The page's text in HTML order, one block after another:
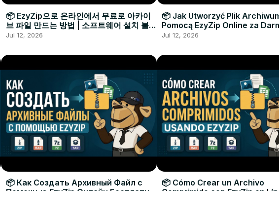
📦 EzyZip으로 온라인에서 무료로 아카이
브 파일 만드는 방법 | 소프트웨어 설치 불필
요
Jul 12, 2026
📦 Jak Utworzyć Plik
Pomocą EzyZip Online za
Instalacji Oprogramowania
Jul 12, 2026
📦 Как Создать Архивный Файл с
Помощью EzyZip Онлайн Бесплатно
📦 Cómo Crear un Archivo
Comprimido con EzyZip en